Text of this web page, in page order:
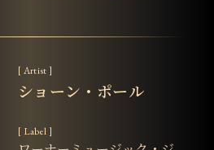
[ Artist ]
ショーン・ポール
[ Label ]